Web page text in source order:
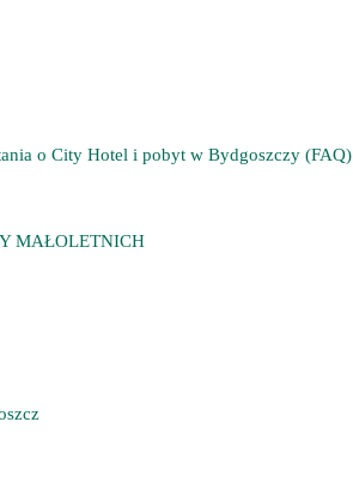
o City Hotel i pobyt w Bydgoszczy (FAQ)
MAŁOLETNICH